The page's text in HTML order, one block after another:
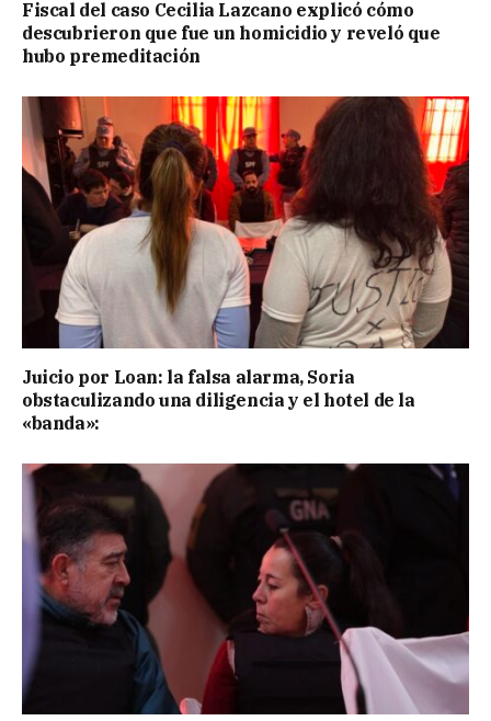
Fiscal del caso Cecilia Lazcano explicó cómo
descubrieron que fue un homicidio y reveló que
hubo premeditación
Juicio por Loan: la falsa alarma, Soria
obstaculizando una diligencia y el hotel de la
«banda»: